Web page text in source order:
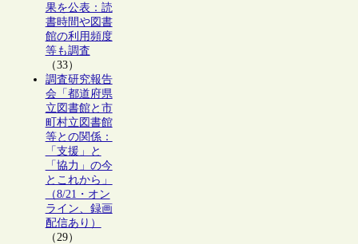
果を公表：読
書時間や図書
館の利用頻度
等も調査
（33）
調査研究報告
会「都道府県
立図書館と市
町村立図書館
等との関係：
「支援」と
「協力」の今
とこれから」
（8/21・オン
ライン、録画
配信あり）
（29）